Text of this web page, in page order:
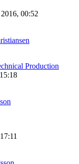
00:52
Production